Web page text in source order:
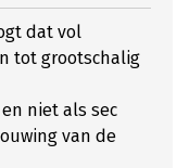
dat vol
tot grootschalig
niet als sec
van de